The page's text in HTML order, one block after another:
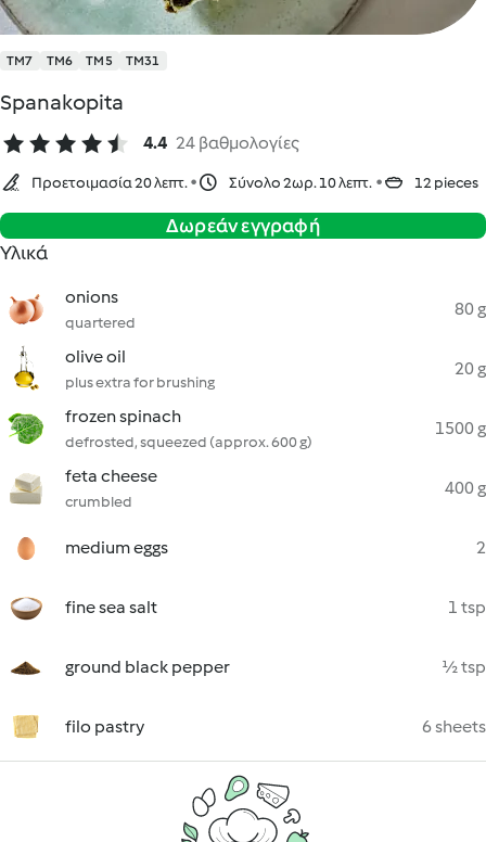
TM7 TM6 TM5 TM31
Spanakopita
4.4 24 βαθμολογίες
Προετοιμασία 20 λεπτ. Σύνολο 2ωρ. 10 λεπτ. 12 pieces
Δωρεάν εγγραφή
Υλικά
onions
quartered
80 g
olive oil
plus extra for brushing
20 g
frozen spinach
defrosted, squeezed (approx. 600 g)
1500 g
feta cheese
crumbled
400 g
medium eggs 2
fine sea salt 1 tsp
ground black pepper ½ tsp
filo pastry 6 sheets